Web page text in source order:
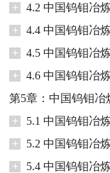
+
4.2 中国钨钼冶
+
4.4 中国钨钼冶
+
4.5 中国钨钼冶
+
4.6 中国钨钼冶
第5章：中国钨钼
+
5.1 中国钨钼冶
+
5.2 中国钨钼冶
+
5.4 中国钨钼冶